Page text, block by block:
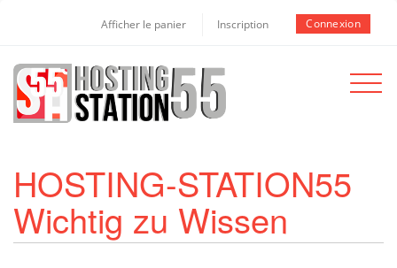
Afficher le panier Inscription Connexion
Toggle
HOSTING-STATION55
Wichtig zu Wissen